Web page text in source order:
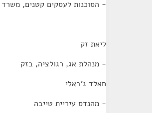
- הסוכנות לעסקים קטנים,
ליאת זק
- מנהלת אג, רגולציה, בזק
חאלד ג'באלי
- מהנדס עיריית טייבה